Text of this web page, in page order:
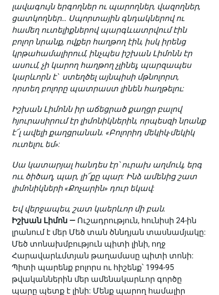
լավագույն երգողներ ու պարողներ, վազողներ,
ցատկողներ… Սպորտային գնդակներով ու
համեղ ուտելիքներով պարգևատրվում էին
բոլոր նրանք, ովքեր հաղթող էին, իսկ իրենց
կրթահամալիրում, ինչպես իշխան Լիմոնն էր
ասում, չի կարող հաղթող չլինել, պարզապես
կարևորն է՝ ստեղծել այնպիսի մթնոլորտ,
որտեղ բոլորը պատրաստ լինեն հաղթելու:
Իշխան Լիմոնն իր աճեցրած քաղցր բալով
հյուրասիրում էր լիմոնիկներին, որպեսզի նրանք
է՜լ ավելի քաղցրանան. «Բոլորիդ մեկիկ-մեկիկ
ուտելու եմ»:
Սա կատարյալ հանդես էր՝ ուրախ աղմուկ, երգ
ոււ ծիծաղ, պար, լի՜քը պար: Ինձ ամենից շատ
լիմոնիկների «Քոչարին» դուր եկավ:
Եվ վերջապես, շատ կաերևոր մի բան.
Իշխան Լիմոն — Ուշադրություն, հունիսի 24-ին
լրանում է մեր Մեծ տան ծննդյան տասնամյակը:
Մեծ տոնախմբություն պիտի լինի, ողջ
Հարավարևմտյան թաղամասը պիտի տոնի:
Պիտի պարենք բոլորս ու հիշենք՝ 1994-95
թվականներին մեր ամենակարևոր գործը
պարը պետք է լինի: Մենք պարող համալիր